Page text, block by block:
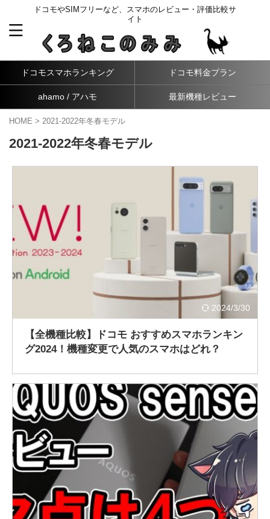
ドコモやSIMフリーなど、スマホのレビュー・評価比較サ
イト
ドコモスマホランキング ドコモ料金プラン
ahamo / アハモ 最新機種レビュー
HOME > 2021-2022年冬春モデル
2021-2022年冬春モデル
2024/3/30
【全機種比較】ドコモ おすすめスマホランキン
グ2024！機種変更で人気のスマホはどれ？